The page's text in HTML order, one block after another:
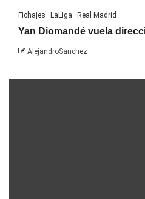
Fichajes LaLiga Real Madrid
Yan Diomandé vuela
AlejandroSanchez